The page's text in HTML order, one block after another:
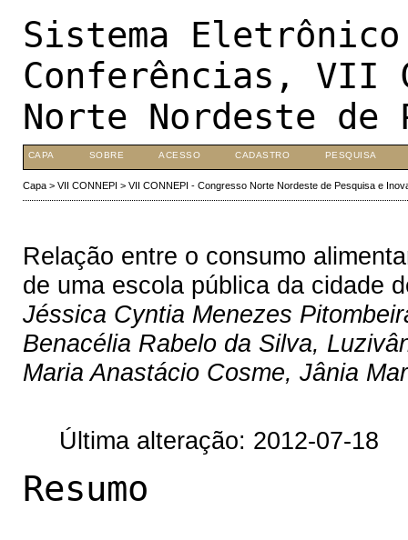
Sistema
Conferências, VII
Norte Nordeste de
CAPA SOBRE ACESSO CADASTRO PESQUISA
Capa> VII CONNEPI > VII CONNEPI - Congresso Norte Nordeste de Pesquisa e
Relação entre o consumo
de uma escola pública da cidade
Jéssica Cyntia Menezes
Benacélia Rabelo da Silva,
Maria Anastácio Cosme, Jânia
Última alteração: 2012-07-18
Resumo